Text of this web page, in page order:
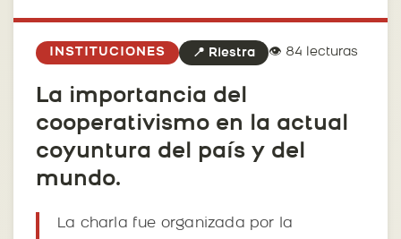
INSTITUCIONES 📍 Riestra 👁️ 84 lecturas
La importancia del
cooperativismo en la actual
coyuntura del país y del
mundo.
La charla fue organizada por la